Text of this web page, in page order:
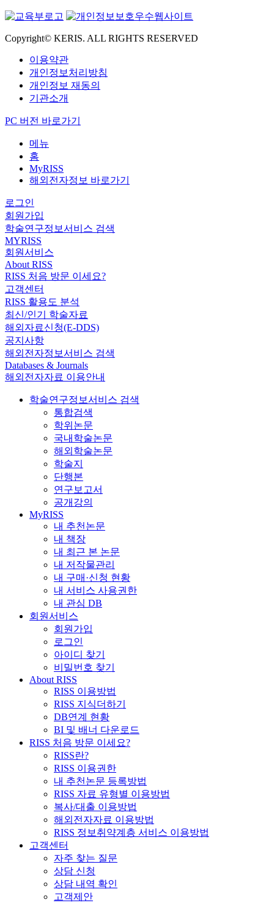
Copyright© KERIS. ALL RIGHTS RESERVED
이용약관
개인정보처리방침
개인정보 재동의
기관소개
PC 버전 바로가기
메뉴
홈
MyRISS
해외전자정보 바로가기
로그인
회원가입
학술연구정보서비스 검색
MYRISS
회원서비스
About RISS
RISS 처음 방문 이세요?
고객센터
RISS 활용도 분석
최신/인기 학술자료
해외자료신청(E-DDS)
공지사항
해외전자정보서비스 검색
Databases & Journals
해외전자자료 이용안내
학술연구정보서비스 검색
통합검색
학위논문
국내학술논문
해외학술논문
학술지
단행본
연구보고서
공개강의
MyRISS
내 추천논문
내 책장
내 최근 본 논문
내 저작물관리
내 구매·신청 현황
내 서비스 사용권한
내 관심 DB
회원서비스
회원가입
로그인
아이디 찾기
비밀번호 찾기
About RISS
RISS 이용방법
RISS 지식더하기
DB연계 현황
BI 및 배너 다운로드
RISS 처음 방문 이세요?
RISS란?
RISS 이용권한
내 추천논문 등록방법
RISS 자료 유형별 이용방법
복사/대출 이용방법
해외전자자료 이용방법
RISS 정보취약계층 서비스 이용방법
고객센터
자주 찾는 질문
상담 신청
상담 내역 확인
고객제안